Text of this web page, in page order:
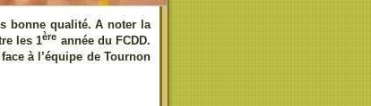
bonne qualité. A noter la
les 1ère année du FCDD.
à l’équipe de Tournon